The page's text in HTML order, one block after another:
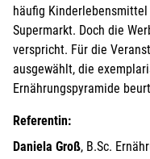
häufig
Supermarkt. Doch die
verspricht. Für die
ausgewählt, die
Ernährungspyramide
Referentin:
Daniela Groß, B.Sc.